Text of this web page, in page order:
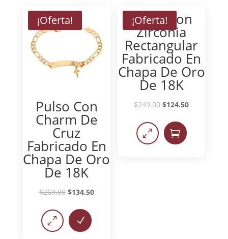
¡Oferta!
Pulso Con
Charm De
Cruz
Fabricado En
Chapa De Oro
De 18K
$269.00 $134.50
0 N
¡Oferta!
Pulso Con
Zirconia
Rectangular
Fabricado En
Chapa De Oro
De 18K
$249.00 $124.50
0 